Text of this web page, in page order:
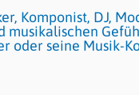
Komponist, DJ,
musikalischen
oder seine Musik-